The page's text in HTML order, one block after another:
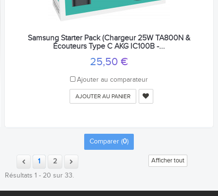
Samsung Starter Pack (Chargeur 25W TA800N &
Écouteurs Type C AKG IC100B -...
25,50 €
Ajouter au comparateur
AJOUTER AU PANIER
Comparer (0)
Afficher tout
1
2
Résultats 1 - 20 sur 33.